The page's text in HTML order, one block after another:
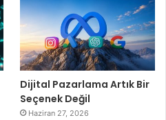
Dijital Pazarlama Artık Bir
Seçenek Değil
Haziran 27, 2026